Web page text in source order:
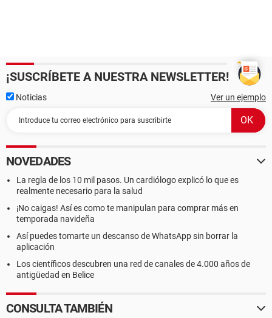
¡SUSCRÍBETE A NUESTRA NEWSLETTER!
Noticias Ver un ejemplo
NOVEDADES
La regla de los 10 mil pasos. Un cardiólogo explicó lo que es
realmente necesario para la salud
¡No caigas! Así es como te manipulan para comprar más en
temporada navideña
Así puedes tomarte un descanso de WhatsApp sin borrar la
aplicación
Los científicos descubren una red de canales de 4.000 años de
antigüedad en Belice
CONSULTA TAMBIÉN